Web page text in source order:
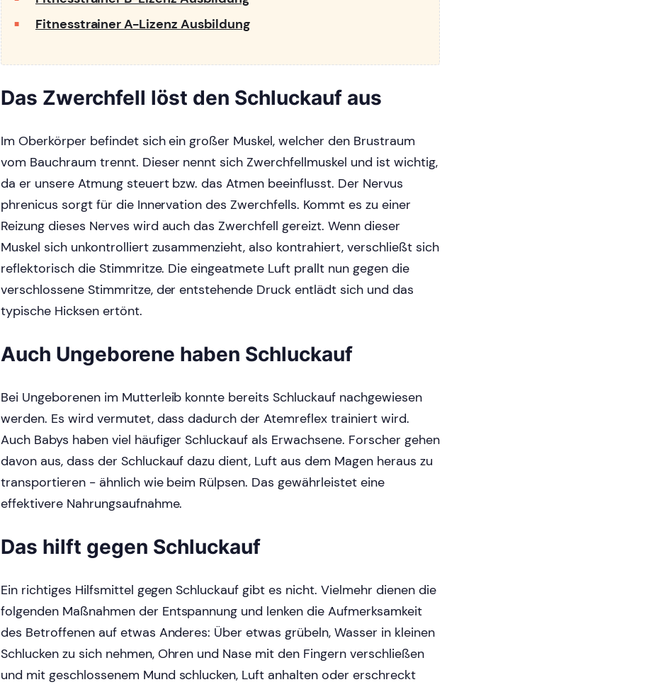
Fitnesstrainer A-Lizenz Ausbildung
Das Zwerchfell löst den Schluckauf aus
Im Oberkörper befindet sich ein großer Muskel, welcher den Brustraum
vom Bauchraum trennt. Dieser nennt sich Zwerchfellmuskel und ist wichtig,
da er unsere Atmung steuert bzw. das Atmen beeinflusst. Der Nervus
phrenicus sorgt für die Innervation des Zwerchfells. Kommt es zu einer
Reizung dieses Nerves wird auch das Zwerchfell gereizt. Wenn dieser
Muskel sich unkontrolliert zusammenzieht, also kontrahiert, verschließt sich
reflektorisch die Stimmritze. Die eingeatmete Luft prallt nun gegen die
verschlossene Stimmritze, der entstehende Druck entlädt sich und das
typische Hicksen ertönt.
Auch Ungeborene haben Schluckauf
Bei Ungeborenen im Mutterleib konnte bereits Schluckauf nachgewiesen
werden. Es wird vermutet, dass dadurch der Atemreflex trainiert wird.
Auch Babys haben viel häufiger Schluckauf als Erwachsene. Forscher gehen
davon aus, dass der Schluckauf dazu dient, Luft aus dem Magen heraus zu
transportieren - ähnlich wie beim Rülpsen. Das gewährleistet eine
effektivere Nahrungsaufnahme.
Das hilft gegen Schluckauf
Ein richtiges Hilfsmittel gegen Schluckauf gibt es nicht. Vielmehr dienen die
folgenden Maßnahmen der Entspannung und lenken die Aufmerksamkeit
des Betroffenen auf etwas Anderes: Über etwas grübeln, Wasser in kleinen
Schlucken zu sich nehmen, Ohren und Nase mit den Fingern verschließen
und mit geschlossenem Mund schlucken, Luft anhalten oder erschreckt